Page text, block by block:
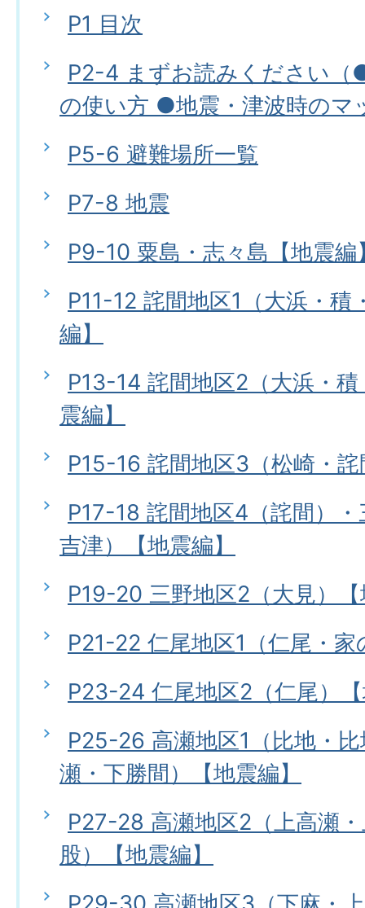
P1 目次
P2-4 まずお読みください（
の使い方 ●地震・津波時のマ
P5-6 避難場所一覧
P7-8 地震
P9-10 粟島・志々島【地震編
P11-12 詫間地区1（大浜・積
編】
P13-14 詫間地区2（大浜・
震編】
P15-16 詫間地区3（松崎・
P17-18 詫間地区4（詫間）
吉津）【地震編】
P19-20 三野地区2（大見）
P21-22 仁尾地区1（仁尾・
P23-24 仁尾地区2（仁尾）
P25-26 高瀬地区1（比地・
瀬・下勝間）【地震編】
P27-28 高瀬地区2（上高瀬
股）【地震編】